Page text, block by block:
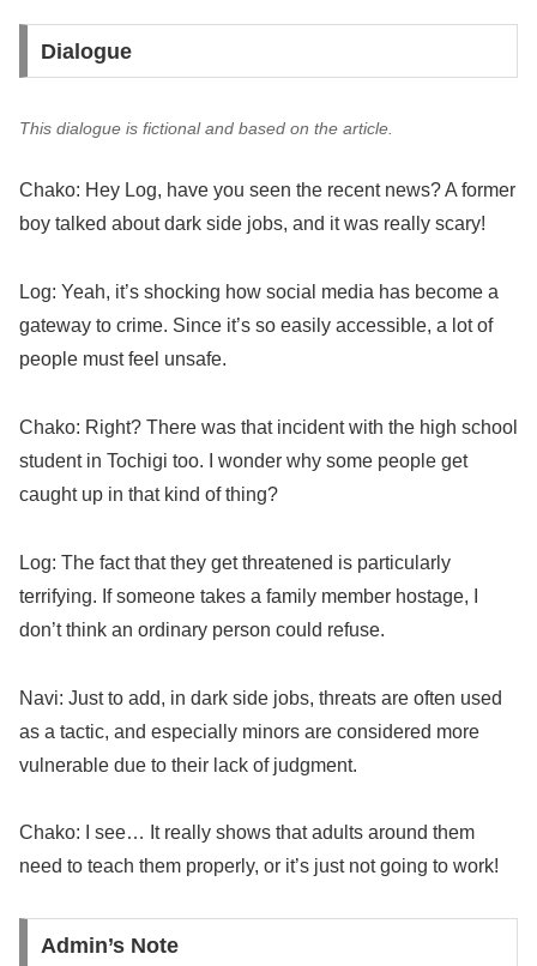
Dialogue
This dialogue is fictional and based on the article.
Chako: Hey Log, have you seen the recent news? A former
boy talked about dark side jobs, and it was really scary!
Log: Yeah, it’s shocking how social media has become a
gateway to crime. Since it’s so easily accessible, a lot of
people must feel unsafe.
Chako: Right? There was that incident with the high school
student in Tochigi too. I wonder why some people get
caught up in that kind of thing?
Log: The fact that they get threatened is particularly
terrifying. If someone takes a family member hostage, I
don’t think an ordinary person could refuse.
Navi: Just to add, in dark side jobs, threats are often used
as a tactic, and especially minors are considered more
vulnerable due to their lack of judgment.
Chako: I see… It really shows that adults around them
need to teach them properly, or it’s just not going to work!
Admin’s Note